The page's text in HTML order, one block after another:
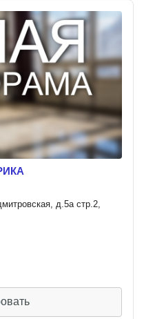
д.5а стр.2,